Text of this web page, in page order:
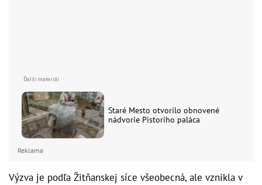
Staré Mesto otvorilo obnovené
nádvorie Pistoriho paláca
Reklama
Výzva je podľa Žitňanskej síce všeobecná, ale vznikla v